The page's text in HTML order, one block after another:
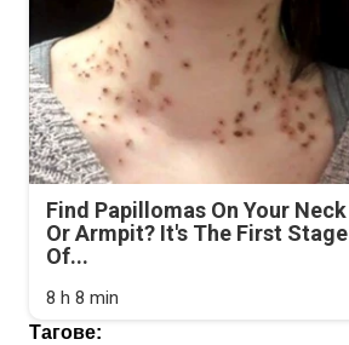
Find Papillomas On Your Neck
Or Armpit? It's The First Stage
Of...
8 h 8 min
Тагове: